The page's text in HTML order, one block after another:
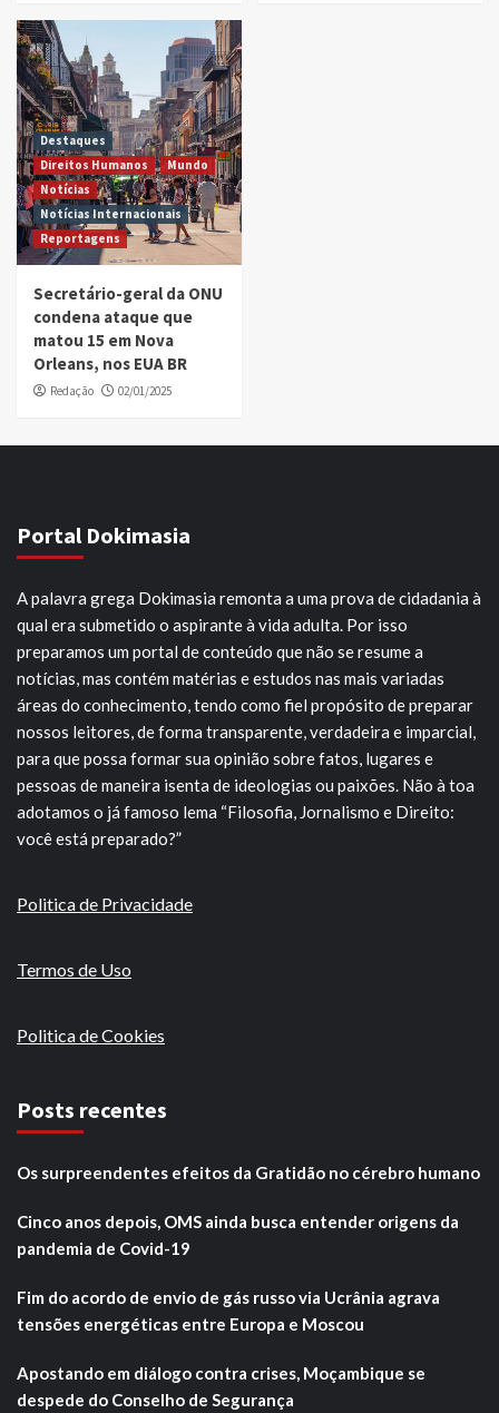
Destaques
Direitos Humanos
Mundo
Notícias
Notícias Internacionais
Reportagens
Secretário-geral da ONU
condena ataque que
matou 15 em Nova
Orleans, nos EUA BR
Redação 02/01/2025
Portal Dokimasia
A palavra grega Dokimasia remonta a uma prova de cidadania à
qual era submetido o aspirante à vida adulta. Por isso
preparamos um portal de conteúdo que não se resume a
notícias, mas contém matérias e estudos nas mais variadas
áreas do conhecimento, tendo como fiel propósito de preparar
nossos leitores, de forma transparente, verdadeira e imparcial,
para que possa formar sua opinião sobre fatos, lugares e
pessoas de maneira isenta de ideologias ou paixões. Não à toa
adotamos o já famoso lema “Filosofia, Jornalismo e Direito:
você está preparado?”
Politica de Privacidade
Termos de Uso
Politica de Cookies
Posts recentes
Os surpreendentes efeitos da Gratidão no cérebro humano
Cinco anos depois, OMS ainda busca entender origens da
pandemia de Covid-19
Fim do acordo de envio de gás russo via Ucrânia agrava
tensões energéticas entre Europa e Moscou
Apostando em diálogo contra crises, Moçambique se
despede do Conselho de Segurança